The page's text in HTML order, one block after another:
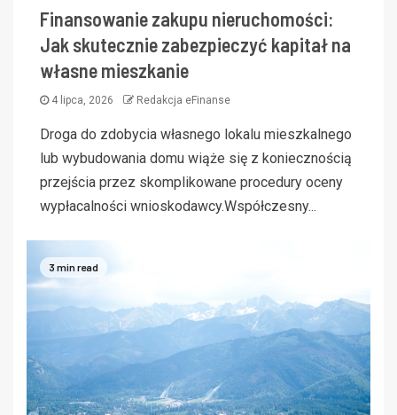
Finansowanie zakupu nieruchomości:
Jak skutecznie zabezpieczyć kapitał na
własne mieszkanie
4 lipca, 2026 Redakcja eFinanse
Droga do zdobycia własnego lokalu mieszkalnego
lub wybudowania domu wiąże się z koniecznością
przejścia przez skomplikowane procedury oceny
wypłacalności wnioskodawcy.Współczesny...
3 min read